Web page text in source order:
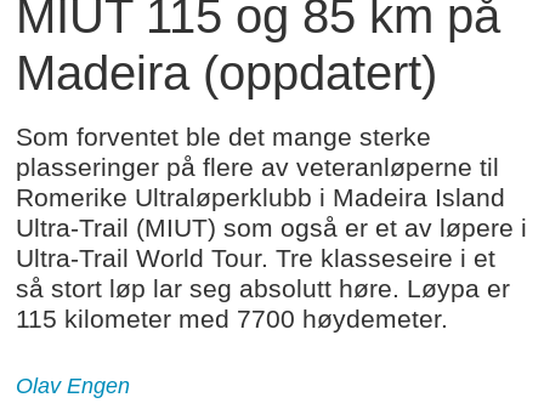
MIUT 115 og 85 km på
Madeira (oppdatert)
Som forventet ble det mange sterke
plasseringer på flere av veteranløperne til
Romerike Ultraløperklubb i Madeira Island
Ultra-Trail (MIUT) som også er et av løpere i
Ultra-Trail World Tour. Tre klasseseire i et
så stort løp lar seg absolutt høre. Løypa er
115 kilometer med 7700 høydemeter.
Olav Engen